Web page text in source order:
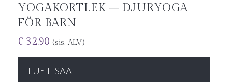
YOGAKORTLEK – DJURYOGA
FÖR BARN
€ 32.90 (sis. ALV)
LUE LISÄÄ